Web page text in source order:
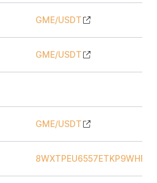
GME/USDT
GME/USDT
GME/USDT